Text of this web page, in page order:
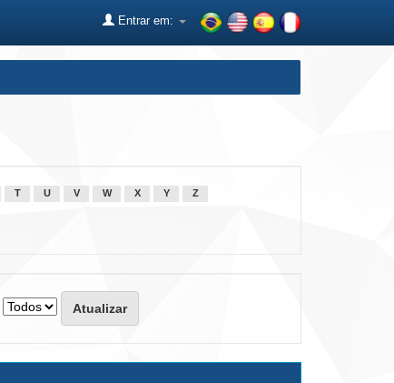
Entrar em:
T U V W X Y Z